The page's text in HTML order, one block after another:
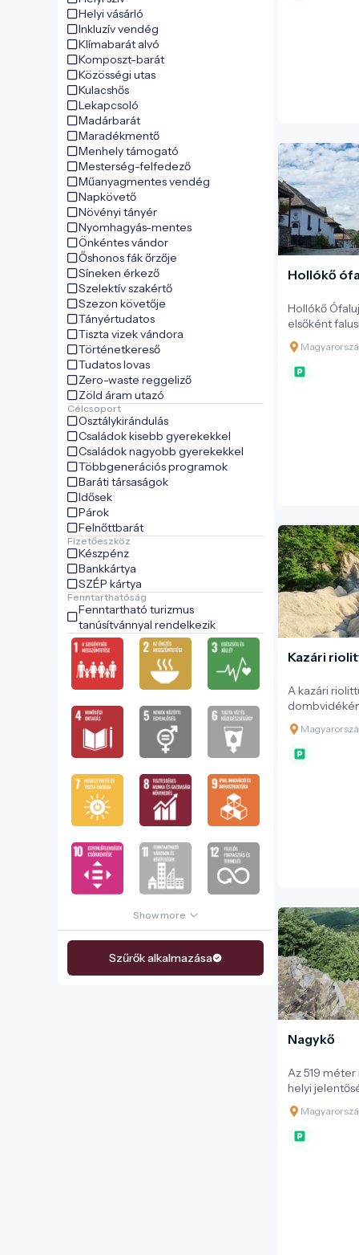
Helyi vásárló
Inkluzív vendég
Klímabarát alvó
Komposzt-barát
Közösségi utas
Kulacshős
Lekapcsoló
Madárbarát
Maradékmentő
Menhely támogató
Mesterség-felfedező
Műanyagmentes vendég
Napkövető
Növényi tányér
Nyomhagyás-mentes
Önkéntes vándor
Őshonos fák őrzője
Síneken érkező
Szelektív szakértő
Szezon követője
Tányértudatos
Tiszta vizek vándora
Történetkereső
Tudatos lovas
Zero-waste reggeliző
Zöld áram utazó
Célcsoport
Osztálykirándulás
Családok kisebb gyerekekkel
Családok nagyobb gyerekekkel
Többgenerációs programok
Baráti társaságok
Idősek
Párok
Felnőttbarát
Fizetőeszköz
Készpénz
Bankkártya
SZÉP kártya
Fenntarthatóság
Fenntartható turizmus
tanúsítvánnyal rendelkezik
Show more
Szűrők alkalmazása
Hollókő
Hollókő
elsőként
UNESCO
elismerés
egysége: a
Kazári
A kazári
természeti
múlt
ember és
Nagykő
Az 519
helyi
érték, Bárna
elérhető.
jelzésen a